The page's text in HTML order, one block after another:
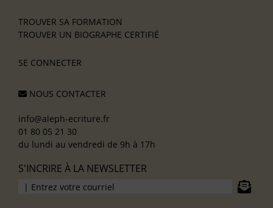
TROUVER SA FORMATION
TROUVER UN BIOGRAPHE CERTIFIÉ
SE CONNECTER
NOUS CONTACTER
info@aleph-ecriture.fr
01 80 05 21 30
du lundi au vendredi de 9h à 17h
S'INCRIRE À LA NEWSLETTER